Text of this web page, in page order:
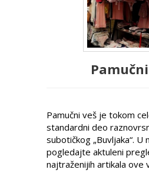
Pamučni veš je tokom
standardni deo
subotičkog „Buvljaka“. U
pogledajte aktuleni
najtraženijih artikala ove